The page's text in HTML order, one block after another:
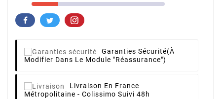
Garanties Sécurité(à
Modifier Dans Le Module "Réassurance")
Livraison En France
Métropolitaine - Colissimo Suivi 48h